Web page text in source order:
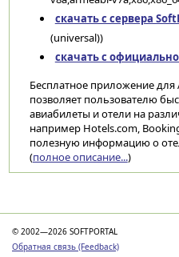
скачать с сервера
(universal))
скачать с
Бесплатное приложение для
позволяет пользователю
авиабилеты и отели на
например Hotels.com,
полезную информацию о
(полное описание...)
© 2002—2026 SOFTPORTAL
Обратная связь (Feedback)